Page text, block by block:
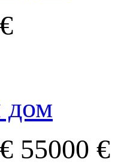
дом
55000 €